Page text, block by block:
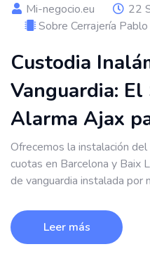
Mi-negocio.eu
22
Sobre Cerrajería
Custodia
Vanguardia:
Alarma Ajax
Ofrecemos la instalación
cuotas en Barcelona y Baix
de vanguardia instalada
Leer más